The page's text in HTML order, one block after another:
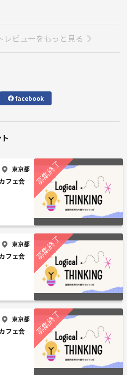
レビューをもっと見る
facebook
東京都
フェ会
東京都
フェ会
東京都
フェ会